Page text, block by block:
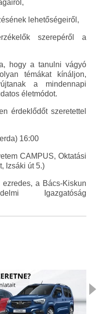
lehetőségeiről,
szerepéről a
hogy a tanulni vágyó
témákat kínáljon,
a mindennapi
életmódot.
érdeklődőt szeretettel
16:00
CAMPUS, Oktatási
Izsáki út 5.)
a Bács-Kiskun
Igazgatóság